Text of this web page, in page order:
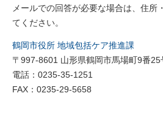
メールでの回答が必要な場合は、住所
てください。
鶴岡市役所 地域包括ケア推進課
〒997-8601 山形県鶴岡市馬場町9番25
電話：0235-35-1251
FAX：0235-29-5658